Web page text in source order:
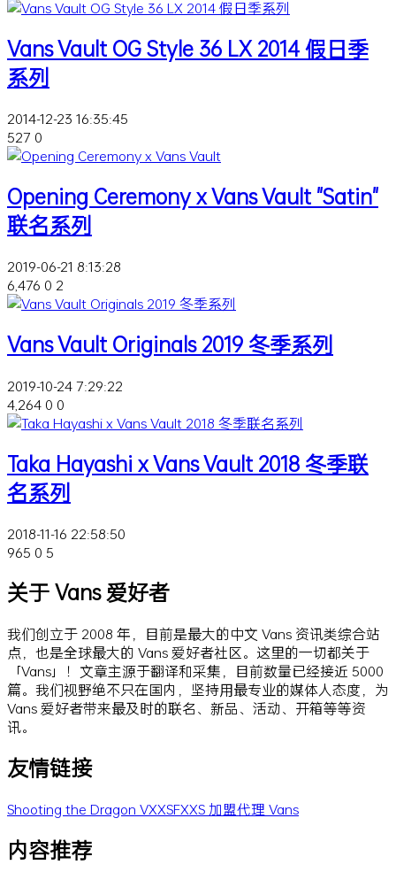
Vans Vault OG Style 36 LX 2014 假日季
系列
2014-12-23 16:35:45
527 0
Opening Ceremony x Vans Vault "Satin"
联名系列
2019-06-21 8:13:28
6,476 0 2
Vans Vault Originals 2019 冬季系列
2019-10-24 7:29:22
4,264 0 0
Taka Hayashi x Vans Vault 2018 冬季联
名系列
2018-11-16 22:58:50
965 0 5
关于 Vans 爱好者
我们创立于 2008 年，目前是最大的中文 Vans 资讯类综合站
点，也是全球最大的 Vans 爱好者社区。这里的一切都关于
「Vans」！文章主源于翻译和采集，目前数量已经接近 5000
篇。我们视野绝不只在国内，坚持用最专业的媒体人态度，为
Vans 爱好者带来最及时的联名、新品、活动、开箱等等资
讯。
友情链接
Shooting the Dragon VXXSFXXS加盟代理 Vans
内容推荐